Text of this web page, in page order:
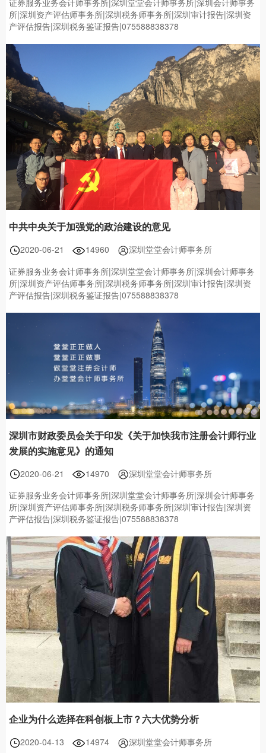
证券服务业务会计师事务所|深圳堂堂会计师事务所|深圳会计师事务
所|深圳资产评估师事务所|深圳税务师事务所|深圳审计报告|深圳资
产评估报告|深圳税务鉴证报告|075588838378
中共中央关于加强党的政治建设的意见
2020-06-21 14960
深圳堂堂会计师事务所
证券服务业务会计师事务所|深圳堂堂会计师事务所|深圳会计师事务
所|深圳资产评估师事务所|深圳税务师事务所|深圳审计报告|深圳资
产评估报告|深圳税务鉴证报告|075588838378
深圳市财政委员会关于印发《关于加快我市注册会计师行业
发展的实施意见》的通知
2020-06-21 14970
深圳堂堂会计师事务所
证券服务业务会计师事务所|深圳堂堂会计师事务所|深圳会计师事务
所|深圳资产评估师事务所|深圳税务师事务所|深圳审计报告|深圳资
产评估报告|深圳税务鉴证报告|075588838378
企业为什么选择在科创板上市？六大优势分析
2020-04-13 14974 深圳堂堂会计师事务所